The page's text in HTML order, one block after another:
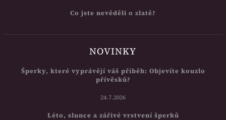
Co jste nevěděli o zlatě?
NOVINKY
Šperky, které vyprávějí váš příběh: Objevíte kouzlo
přívěsků?
24.7.2026
Léto, slunce a zářivé vrstvení šperků